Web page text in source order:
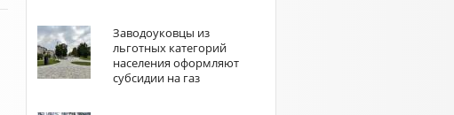
Заводоуковцы из
льготных категорий
населения оформляют
субсидии на газ